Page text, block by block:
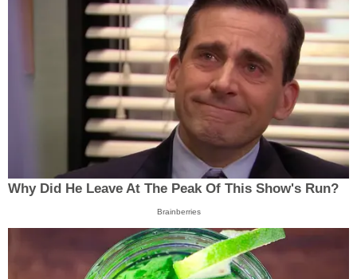
Why Did He Leave At The Peak Of This Show's Run?
Brainberries